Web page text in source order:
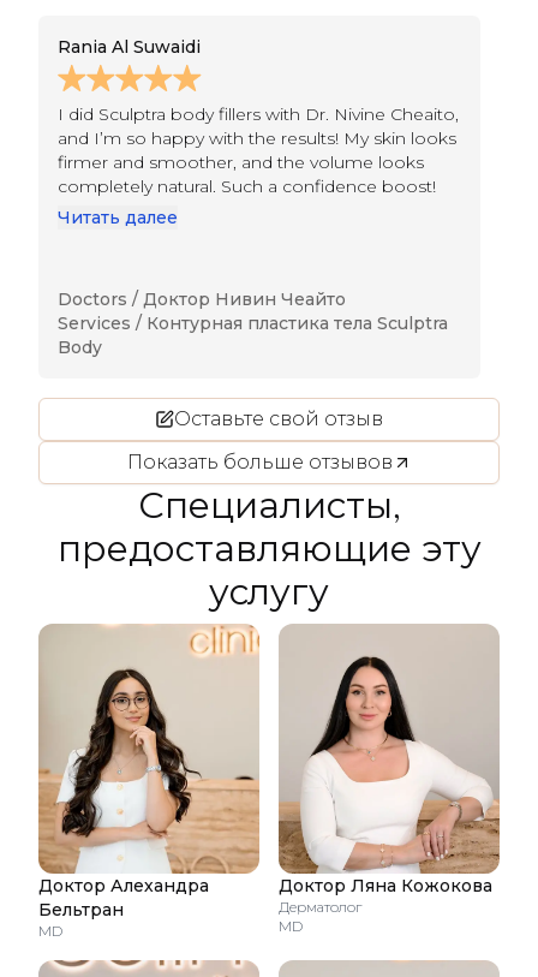
Rania Al Suwaidi
I did Sculptra body fillers with Dr. Nivine Cheaito,
and I’m so happy with the results! My skin looks
firmer and smoother, and the volume looks
completely natural. Such a confidence boost!
Читать далее
Doctors / Доктор Нивин Чеайто
Services / Контурная пластика тела Sculptra
Body
Оставьте свой отзыв
Показать больше отзывов
Специалисты,
предоставляющие эту
услугу
Доктор Алехандра
Бельтран
MD
Доктор Ляна Кожокова
Дерматолог
MD